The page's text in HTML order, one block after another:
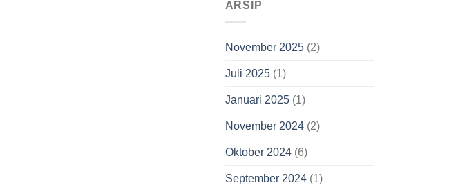
ARSIP
November 2025(2)
Juli 2025(1)
Januari 2025(1)
November 2024(2)
Oktober 2024(6)
September 2024(1)